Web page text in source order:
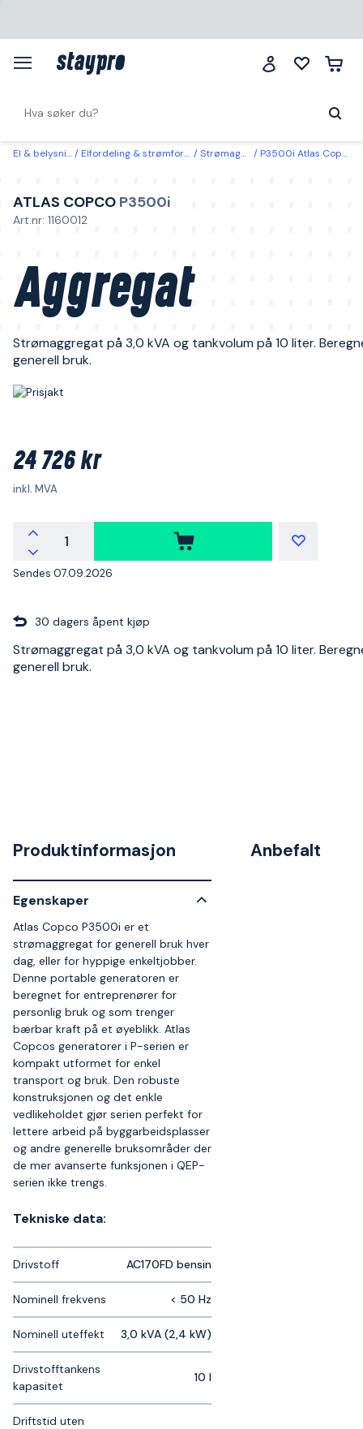
El & belysning Elfordeling & strømforsyning Strømaggregat P3500i Atlas Copco Aggregat
ATLAS COPCO P3500i
Art.nr: 1160012
Aggregat
Strømaggregat på 3,0 kVA og tankvolum på 10 liter.
generell bruk.
24 726 kr
inkl. MVA
Sendes 07.09.2026
30 dagers åpent kjøp
Strømaggregat på 3,0 kVA og tankvolum på 10 liter.
generell bruk.
Produktinformasjon
Egenskaper
Atlas Copco P3500i er et
strømaggregat for generell bruk hver
dag, eller for hyppige enkeltjobber.
Denne portable generatoren er
beregnet for entreprenører for
personlig bruk og som trenger
bærbar kraft på et øyeblikk. Atlas
Copcos generatorer i P-serien er
kompakt utformet for enkel
transport og bruk. Den robuste
konstruksjonen og det enkle
vedlikeholdet gjør serien perfekt for
lettere arbeid på byggarbeidsplasser
og andre generelle bruksområder der
de mer avanserte funksjonen i QEP-
serien ikke trengs.
Tekniske data:
Drivstoff AC170FD bensin
Nominell frekvens < 50 Hz
Nominell uteffekt 3,0 kVA (2,4 kW)
Drivstofftankens
kapasitet
10 l
Driftstid uten
Anbefalt